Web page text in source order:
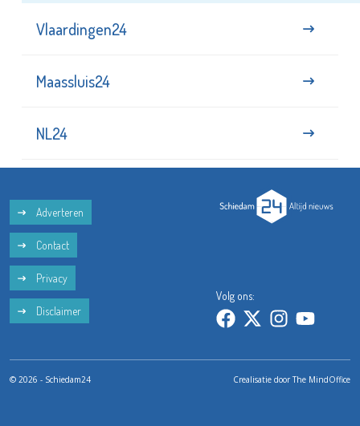
Vlaardingen24
Maassluis24
NL24
Adverteren
Contact
Privacy
Disclaimer
Volg ons:
© 2026 - Schiedam24 Crealisatie doorThe MindOffice